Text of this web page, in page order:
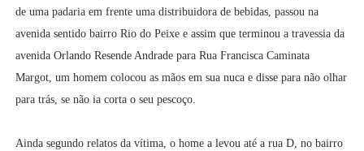
de uma padaria em frente uma distribuidora de bebidas, passou na
avenida sentido bairro Rio do Peixe e assim que terminou a travessia da
avenida Orlando Resende Andrade para Rua Francisca Caminata
Margot, um homem colocou as mãos em sua nuca e disse para não olhar
para trás, se não ia corta o seu pescoço.
Ainda segundo relatos da vítima, o home a levou até a rua D, no bairro